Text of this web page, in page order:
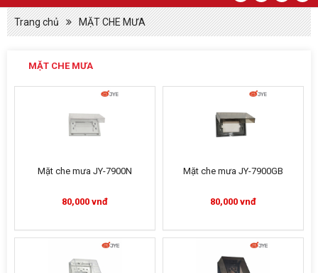
Trang chủ MẶT CHE MƯA
MẶT CHE MƯA
Mặt che mưa JY-7900N
80,000 vnđ
Mặt che mưa JY-7900GB
80,000 vnđ